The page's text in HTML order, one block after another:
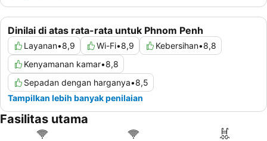
Dinilai di atas rata-rata untuk Phnom Penh
Layanan•8,9 Wi-Fi•8,9 Kebersihan•8,8
Kenyamanan kamar•8,8
Sepadan dengan harganya•8,5
Tampilkan lebih banyak penilaian
Fasilitas utama